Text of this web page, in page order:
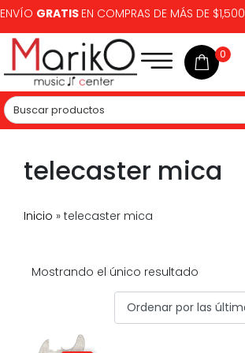
ENVÍO GRATIS EN COMPRAS DE MÁS DE $1,500
0
telecaster mica
Inicio » telecaster mica
Mostrando el único resultado